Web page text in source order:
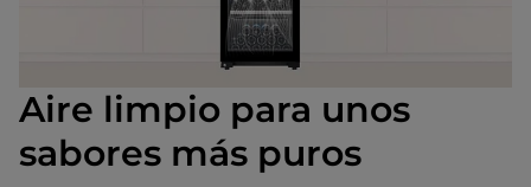
Aire limpio para unos
sabores más puros